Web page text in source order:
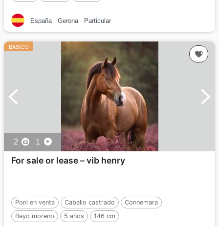
España Gerona Particular
BASICO
2 1
For sale or lease – vib henry
Poni en venta Caballo castrado
Connemara
Bayo moreno
5 años 146 cm